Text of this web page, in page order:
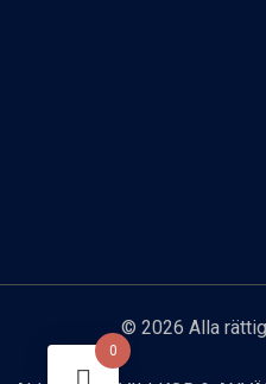
© 2026 Alla
0